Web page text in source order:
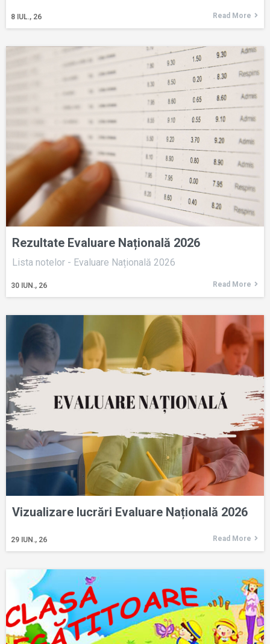
8 IUL., 26 Read More
Rezultate Evaluare Națională 2026
30 IUN., 26
Lista notelor - Evaluare Națională 2026
Read More
Vizualizare lucrări Evaluare Națională 2026
29 IUN., 26 Read More